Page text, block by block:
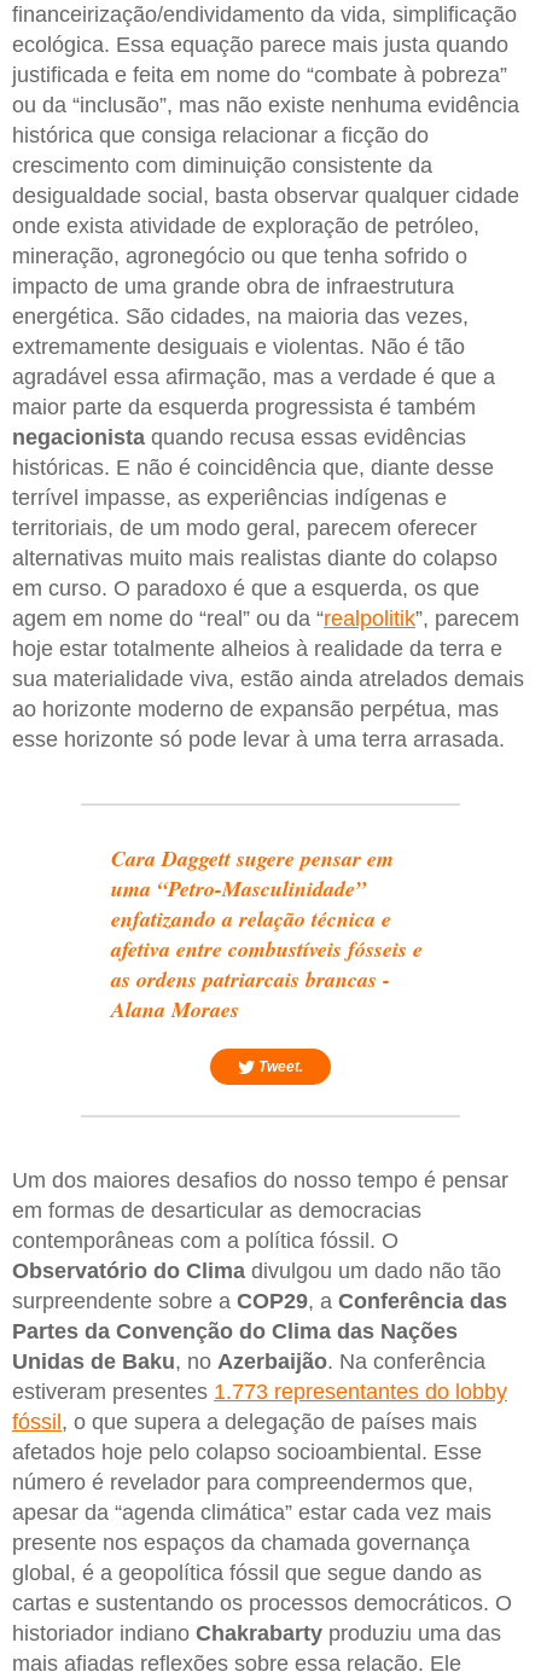
financeirização/endividamento da vida, simplificação
ecológica. Essa equação parece mais justa quando
justificada e feita em nome do “combate à pobreza”
ou da “inclusão”, mas não existe nenhuma evidência
histórica que consiga relacionar a ficção do
crescimento com diminuição consistente da
desigualdade social, basta observar qualquer cidade
onde exista atividade de exploração de petróleo,
mineração, agronegócio ou que tenha sofrido o
impacto de uma grande obra de infraestrutura
energética. São cidades, na maioria das vezes,
extremamente desiguais e violentas. Não é tão
agradável essa afirmação, mas a verdade é que a
maior parte da esquerda progressista é também
negacionista quando recusa essas evidências
históricas. E não é coincidência que, diante desse
terrível impasse, as experiências indígenas e
territoriais, de um modo geral, parecem oferecer
alternativas muito mais realistas diante do colapso
em curso. O paradoxo é que a esquerda, os que
agem em nome do “real” ou da “realpolitik”, parecem
hoje estar totalmente alheios à realidade da terra e
sua materialidade viva, estão ainda atrelados demais
ao horizonte moderno de expansão perpétua, mas
esse horizonte só pode levar à uma terra arrasada.
Cara Daggett sugere pensar em
uma “Petro-Masculinidade”
enfatizando a relação técnica e
afetiva entre combustíveis fósseis e
as ordens patriarcais brancas -
Alana Moraes
Tweet.
Um dos maiores desafios do nosso tempo é pensar
em formas de desarticular as democracias
contemporâneas com a política fóssil. O
Observatório do Clima divulgou um dado não tão
surpreendente sobre a COP29, a Conferência das
Partes da Convenção do Clima das Nações
Unidas de Baku, no Azerbaijão. Na conferência
estiveram presentes 1.773 representantes do lobby
fóssil , o que supera a delegação de países mais
afetados hoje pelo colapso socioambiental. Esse
número é revelador para compreendermos que,
apesar da “agenda climática” estar cada vez mais
presente nos espaços da chamada governança
global, é a geopolítica fóssil que segue dando as
cartas e sustentando os processos democráticos. O
historiador indiano Chakrabarty produziu uma das
mais afiadas reflexões sobre essa relação. Ele